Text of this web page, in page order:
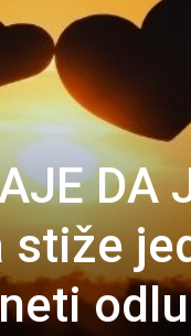
DA
stiže